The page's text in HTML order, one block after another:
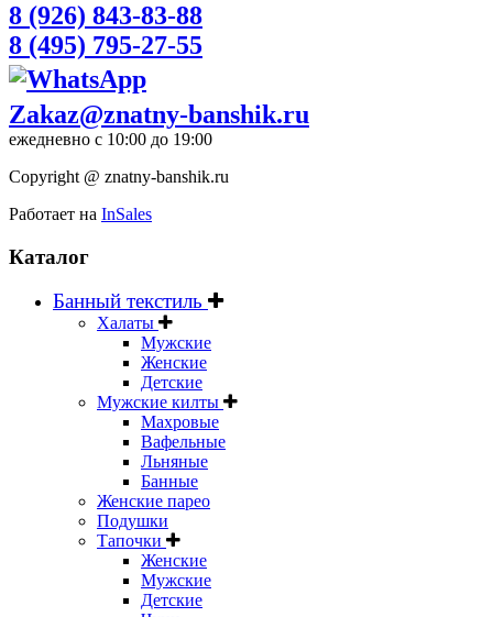
8 (926) 843-83-88
8 (495) 795-27-55
Zakaz@znatny-banshik.ru
ежедневно с 10:00 до 19:00
Copyright @ znatny-banshik.ru
Работает на InSales
Каталог
Банный текстиль
Халаты
Мужские
Женские
Детские
Мужские килты
Махровые
Вафельные
Льняные
Банные
Женские парео
Подушки
Тапочки
Женские
Мужские
Детские